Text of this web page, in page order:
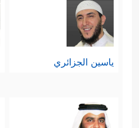
ياسين الجزائري